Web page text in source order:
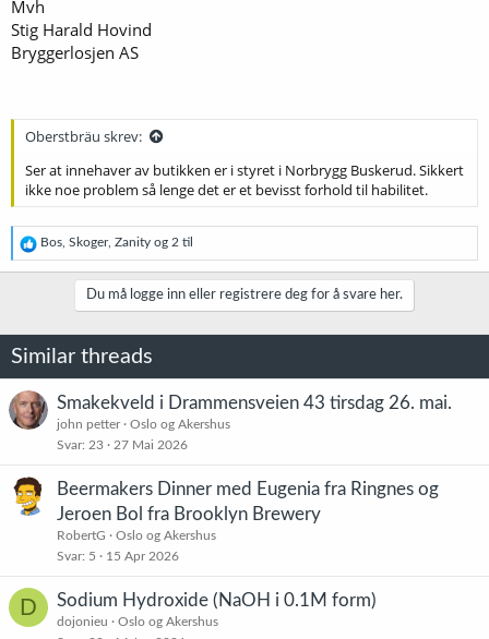
Mvh
Stig Harald Hovind
Bryggerlosjen AS
Oberstbräu skrev:
Ser at innehaver av butikken er i styret i Norbrygg Buskerud. Sikkert
ikke noe problem så lenge det er et bevisst forhold til habilitet.
R
e
a
n
e
r
:
Bos Skoger, Zanity og 2 til
Du må logge inn eller registrere deg for å svare her.
Similar threads
Smakekveld i Drammensveien 43 tirsdag 26. mai.
john petter
Oslo og Akershus
Svar 23 27 Mai 2026
Beermakers Dinner med Eugenia fra Ringnes og
Jeroen Bol fra Brooklyn Brewery
RobertG
Oslo og Akershus
Svar 5 15 Apr 2026
D Sodium Hydroxide (NaOH i 0.1M form)
dojonieu
Oslo og Akershus